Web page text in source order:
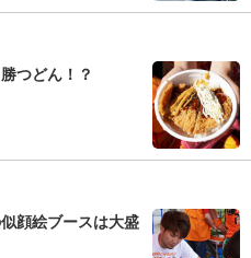
つどん！？
顔絵ブースは大盛